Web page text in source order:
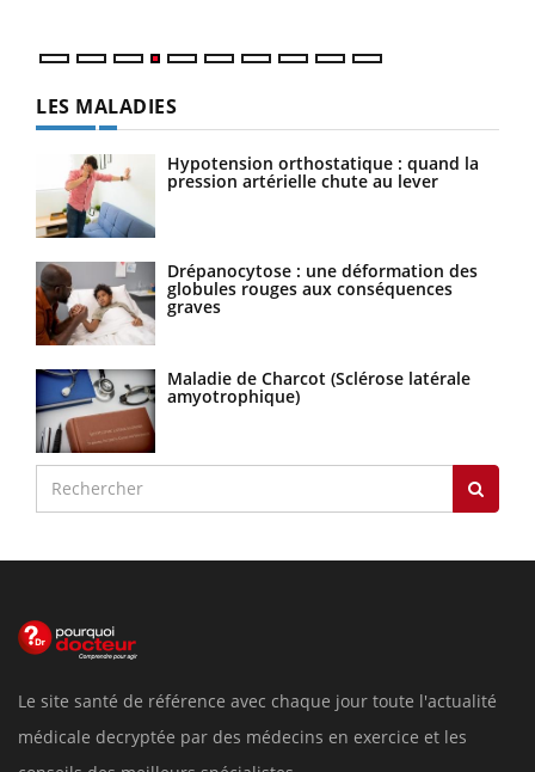
LES MALADIES
Hypotension orthostatique : quand la
pression artérielle chute au lever
Drépanocytose : une déformation des
globules rouges aux conséquences
graves
Maladie de Charcot (Sclérose latérale
amyotrophique)
Le site santé de référence avec chaque jour toute l'actualité
médicale decryptée par des médecins en exercice et les